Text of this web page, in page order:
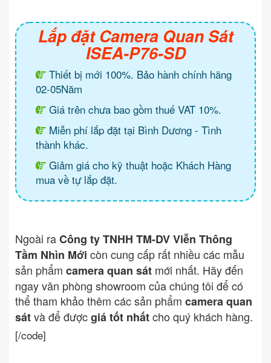
Lắp đặt Camera Quan Sát
ISEA-P76-SD
Thiết bị mới 100%. Bảo hành chính hãng
02-05Năm
Giá trên chưa bao gồm thuế VAT 10%.
Miễn phí lắp đặt tại Bình Dương - Tình
thành khác.
Giảm giá cho kỹ thuật hoặc Khách Hàng
mua về tự lắp đặt.
Ngoài raCông ty TNHH TM-DV Viễn Thông
Tầm Nhìn Mới còn cung cấp rất nhiều các mẫu
sản phẩm camera quan sát mới nhất. Hãy đến
ngay văn phòng showroom của chúng tôi để có
thể tham khảo thêm các sản phẩm camera quan
sátvà để đượcgiá tốt nhấtcho quý khách hàng.
[/code]